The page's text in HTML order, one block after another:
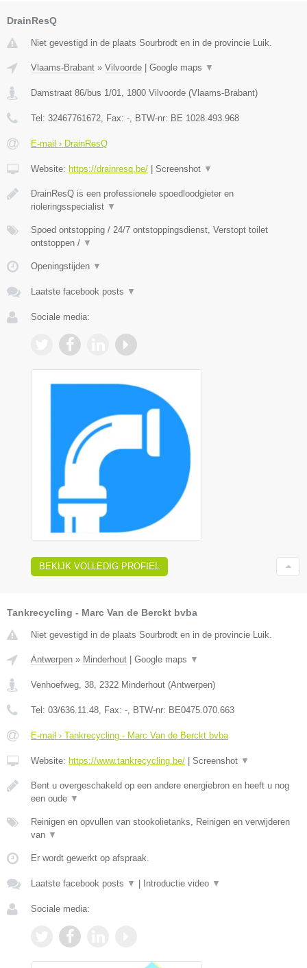
DrainResQ
Niet gevestigd in de plaats Sourbrodt en in de provincie Luik.
Vlaams-Brabant » Vilvoorde | Google maps ▼
Damstraat 86/bus 1/01 1800 Vilvoorde (Vlaams-Brabant)
Tel: 32467761672 , Fax: - , BTW-nr: BE 1028.493.968
E-mail › DrainResQ
Website: https://drainresq.be/ | Screenshot ▼
DrainResQ is een professionele spoedloodgieter en
rioleringsspecialist ▼
Spoed ontstopping / 24/7 ontstoppingsdienst, Verstopt toilet
ontstoppen / ▼
Openingstijden ▼
Laatste facebook posts ▼
Sociale media:
BEKIJK VOLLEDIG PROFIEL
Tankrecycling - Marc Van de Berckt bvba
Niet gevestigd in de plaats Sourbrodt en in de provincie Luik.
Antwerpen » Minderhout | Google maps ▼
Venhoefweg, 38 2322 Minderhout (Antwerpen)
Tel: 03/636.11.48 , Fax: - , BTW-nr: BE0475.070.663
E-mail › Tankrecycling - Marc Van de Berckt bvba
Website: https://www.tankrecycling.be/ | Screenshot ▼
Bent u overgeschakeld op een andere energiebron en heeft u nog
een oude ▼
Reinigen en opvullen van stookolietanks, Reinigen en verwijderen
van ▼
Er wordt gewerkt op afspraak.
Laatste facebook posts ▼ | Introductie video ▼
Sociale media: